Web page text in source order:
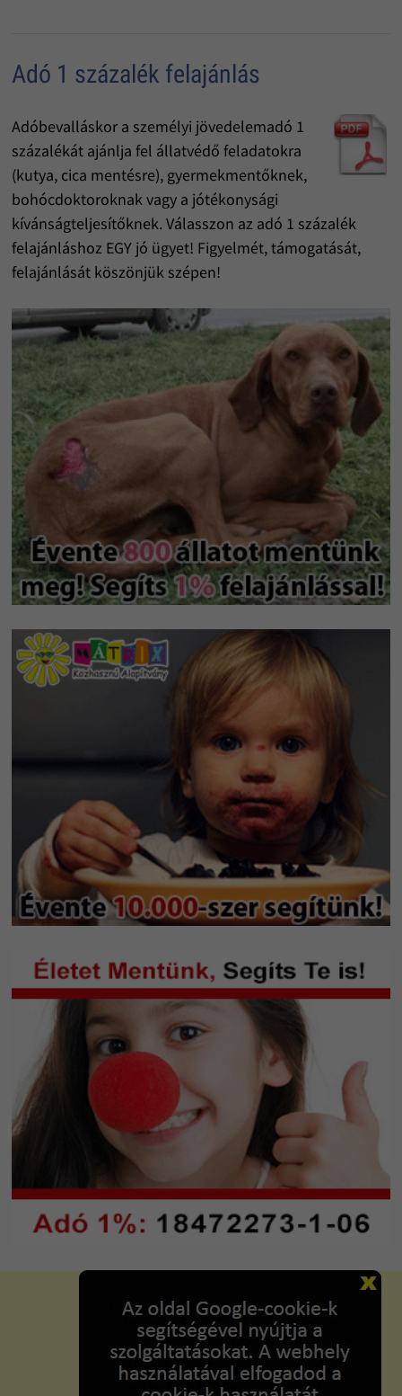
Adó 1 százalék felajánlás
Adóbevalláskor a személyi jövedelemadó 1
százalékát ajánlja fel állatvédő feladatokra
(kutya, cica mentésre), gyermekmentőknek,
bohócdoktoroknak vagy a jótékonysági
kívánságteljesítőknek. Válasszon az adó 1 százalék
felajánláshoz EGY jó ügyet! Figyelmét, támogatását,
felajánlását köszönjük szépen!